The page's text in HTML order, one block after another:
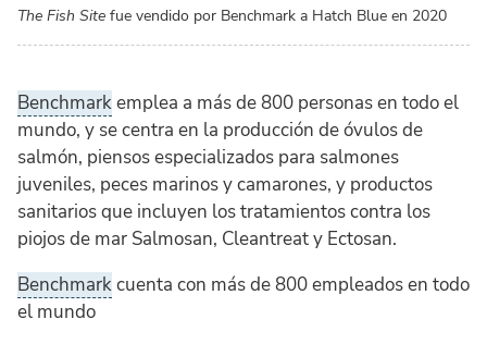
The Fish Site fue vendido por Benchmark a Hatch Blue en 2020
Benchmarkemplea a más de 800 personas en todo el
mundo, y se centra en la producción de óvulos de
salmón, piensos especializados para salmones
juveniles, peces marinos y camarones, y productos
sanitarios que incluyen los tratamientos contra los
piojos de mar Salmosan, Cleantreat y Ectosan.
Benchmarkcuenta con más de 800 empleados en todo
el mundo